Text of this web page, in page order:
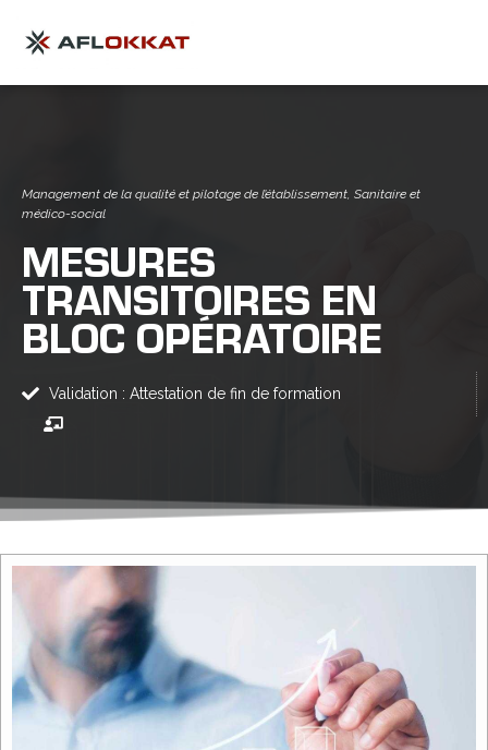
Management de la qualité et pilotage de l’établissement Sanitaire et
médico-social
MESURES
TRANSITOIRES EN
BLOC OPÉRATOIRE
Validation : Attestation de fin de formation